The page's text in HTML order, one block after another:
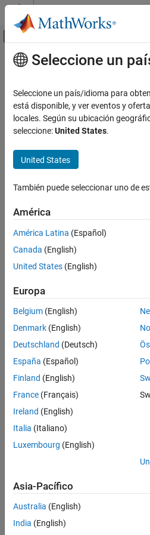
Saltar al contenido
Mostrar/ocultar menú
Recurso
Contenido principal
Seleccione un
Seleccione un país/idioma para
está disponible, y ver eventos y
locales. Según su ubicación
seleccione:United States.
United States
También puede seleccionar uno de
América
América Latina (Español)
Canada (English)
United States (English)
Europa
Belgium (English)
Denmark (English)
Deutschland (Deutsch)
España (Español)
Finland (English)
France (Français)
Ireland (English)
Italia (Italiano)
Luxembourg (English)
Asia-Pacífico
Australia (English)
India (English)
Centro de confianza
Marcas
Política de privacidad
Antipiratería
Información de contacto
© 1994-2026 The MathWorks, Inc.